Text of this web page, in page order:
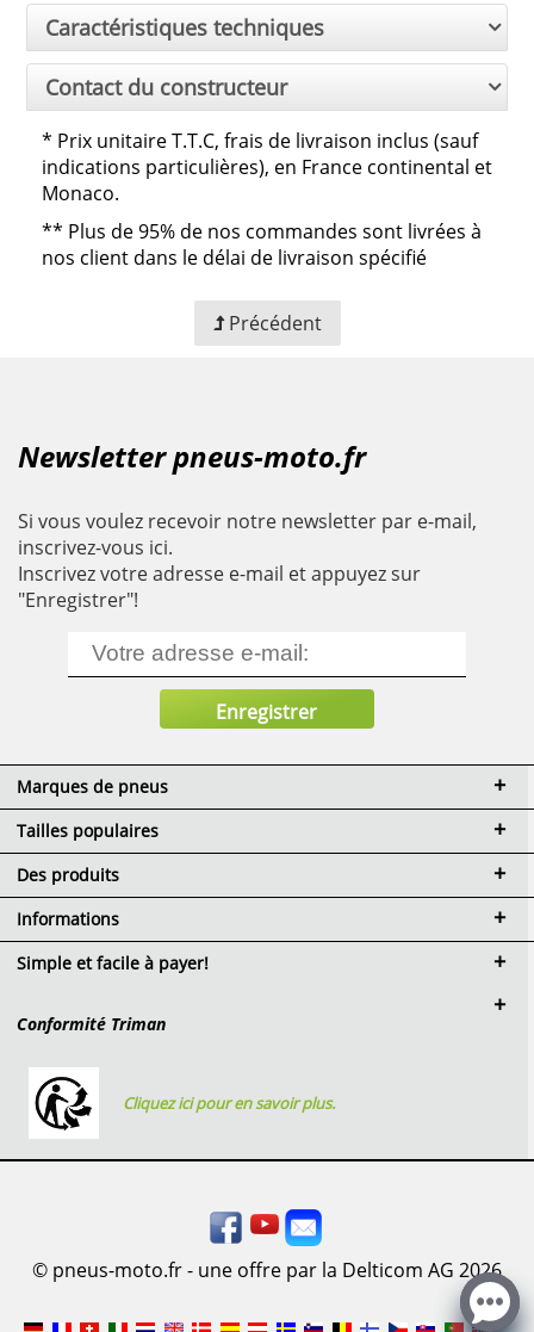
Caractéristiques techniques
Contact du constructeur
* Prix unitaire T.T.C, frais de livraison inclus (sauf
indications particulières), en France continental et
Monaco.
** Plus de 95% de nos commandes sont livrées à
nos client dans le délai de livraison spécifié
Précédent
Newsletter pneus-moto.fr
Si vous voulez recevoir notre newsletter par e-mail,
inscrivez-vous ici.
Inscrivez votre adresse e-mail et appuyez sur
"Enregistrer"!
Marques de pneus
Tailles populaires
Des produits
Informations
Inscription partenaire de
Simple et facile à payer!
Conformité Triman
Cliquez ici pour en savoir plus.
© pneus-moto.fr - une offre par la Delticom AG 2026